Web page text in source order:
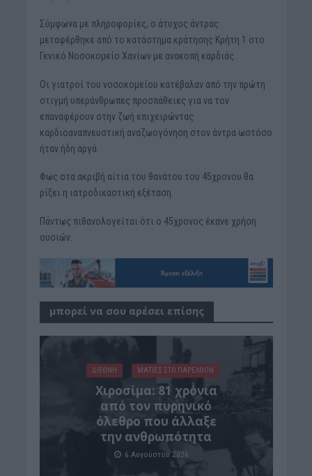
Σύμφωνα με πληροφορίες, ο άτυχος άντρας
μεταφέρθηκε από το κατάστημα κράτησης Κρήτη 1 στο
Γενικό Νοσοκομείο Χανίων με ανακοπή καρδιάς.
Οι γιατροί του νοσοκομείου κατέβαλαν από την πρώτη
στιγμή υπεράνθρωπες προσπάθειες για να τον
επαναφέρουν στην ζωή επιχειρώντας
καρδιοαναπνευστική αναζωογόνηση στον άντρα ωστόσο
ήταν ήδη αργά.
Φως στα ακριβή αίτια του θανάτου του 45χρονου θα
ρίξει η ιατροδικαστική εξέταση.
Πάντως πιθανολογείται ότι ο 45χρονος έκανε χρήση
ουσιών.
μπορεί να σου αρέσει επίσης
ΔΙΕΘΝΗ ΜΑΤΙΕΣ ΣΤΟ ΠΑΡΕΛΘΟΝ
Χιροσίμα: 81 χρόνια
από τον πυρηνικό
όλεθρο που άλλαξε
την ανθρωπότητα
6 Αυγούστου 2026